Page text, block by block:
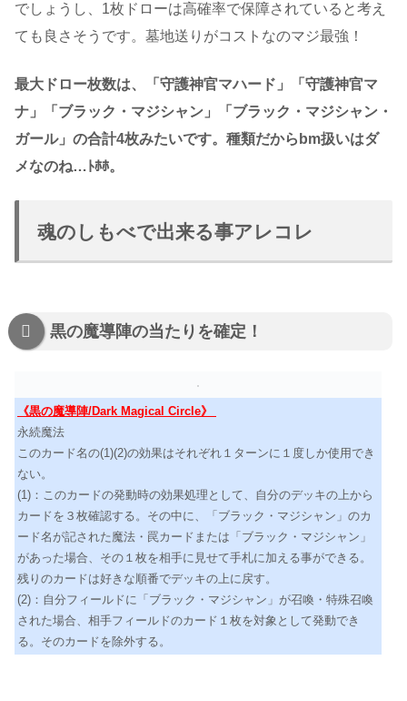
でしょうし、1枚ドローは高確率で保障されていると考え
ても良さそうです。墓地送りがコストなのマジ最強！
最大ドロー枚数は、「守護神官マハード」「守護神官マ
ナ」「ブラック・マジシャン」「ブラック・マジシャン・
ガール」の合計4枚みたいです。種類だからbm扱いはダ
メなのね…ﾄﾎﾎ。
魂のしもべで出来る事アレコレ
黒の魔導陣の当たりを確定！
《黒の魔導陣/Dark Magical Circle》
永続魔法
このカード名の(1)(2)の効果はそれぞれ１ターンに１度しか使用でき
ない。
(1)：このカードの発動時の効果処理として、自分のデッキの上から
カードを３枚確認する。その中に、「ブラック・マジシャン」のカ
ード名が記された魔法・罠カードまたは「ブラック・マジシャン」
があった場合、その１枚を相手に見せて手札に加える事ができる。
残りのカードは好きな順番でデッキの上に戻す。
(2)：自分フィールドに「ブラック・マジシャン」が召喚・特殊召喚
された場合、相手フィールドのカード１枚を対象として発動でき
る。そのカードを除外する。